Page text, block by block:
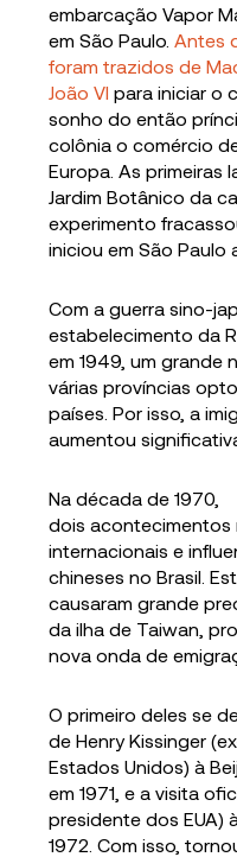
embarcação Vapor
em São Paulo.Antes
foram trazidos de
João VIpara iniciar o
sonho do então
colônia o comércio
Europa. As primeiras
Jardim Botânico da
experimento
iniciou em São Paulo
Com a guerra sino-
estabelecimento da
em 1949, um grande
várias províncias
países. Por isso, a
aumentou
Na década de 1970,
dois acontecimentos
internacionais e
chineses no Brasil.
causaram grande
da ilha de Taiwan,
nova onda de
O primeiro deles se
de Henry Kissinger
Estados Unidos) à
em 1971, e a visita
presidente dos EUA)
1972. Com isso,